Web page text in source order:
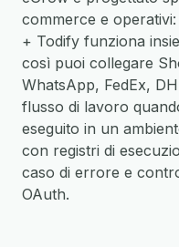
commerce e
+ Todify funziona
così puoi collegare
WhatsApp, FedEx,
flusso di lavoro
eseguito in un
con registri di
caso di errore e
OAuth.